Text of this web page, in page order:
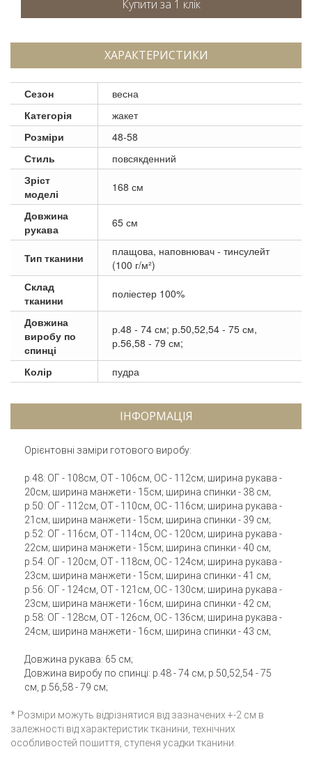
ХАРАКТЕРИСТИКИ
Сезон
весна
Категорія
жакет
Розміри
48-58
Стиль
повсякденний
Зріст
моделі
168 см
Довжина
рукава
65 см
Тип тканини
плащова, наповнювач - тинсулейт
(100 г/м²)
Склад
тканини
поліестер 100%
Довжина
виробу по
спинці
р.48 - 74 см; р.50,52,54 - 75 см,
р.56,58 - 79 см;
Колір пудра
ІНФОРМАЦІЯ
Орієнтовні заміри готового виробу:
р.48: ОГ - 108см, ОТ - 106см, ОC - 112см; ширина рукава -
20см; ширина манжети - 15см; ширина спинки - 38 см;
р.50: ОГ - 112см, ОТ - 110см, ОC - 116см; ширина рукава -
21см; ширина манжети - 15см; ширина спинки - 39 см;
р.52: ОГ - 116см, ОТ - 114см, ОC - 120см; ширина рукава -
22см; ширина манжети - 15см; ширина спинки - 40 см;
р.54: ОГ - 120см, ОТ - 118см, ОC - 124см; ширина рукава -
23см; ширина манжети - 15см; ширина спинки - 41 см;
р.56: ОГ - 124см, ОТ - 121см, ОC - 130см; ширина рукава -
23см; ширина манжети - 16см; ширина спинки - 42 см;
р.58: ОГ - 128см, ОТ - 126см, ОC - 136см; ширина рукава -
24см; ширина манжети - 16см; ширина спинки - 43 см;
Довжина рукава: 65 см;
Довжина виробу по спинці: р.48 - 74 см; р.50,52,54 - 75
см, р.56,58 - 79 см;
* Розміри можуть відрізнятися від зазначених +-2 см в
залежності від характеристик тканини, технічних
особливостей пошиття, ступеня усадки тканини.